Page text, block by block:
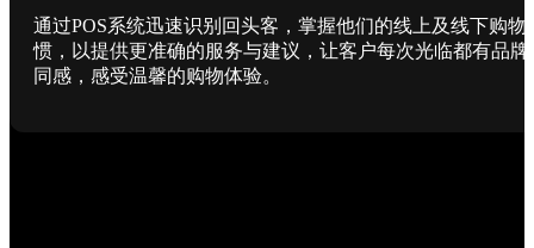
通过POS系统迅速识别回头客，掌握他们的线上及线下购物
惯，以提供更准确的服务与建议，让客户每次光临都有品牌
同感，感受温馨的购物体验。